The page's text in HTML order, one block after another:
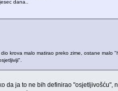
dana..
krova malo matirao preko zime, ostane malo
da ja to ne bih definirao "osjetljivošću",